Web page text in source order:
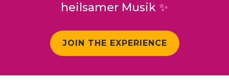
heilsamer Musik ✨
JOIN THE EXPERIENCE